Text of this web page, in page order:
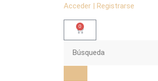
Acceder | Registrarse
0